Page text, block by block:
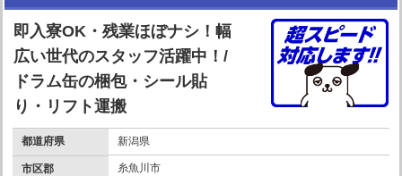
即入寮OK・残業ほぼナシ！幅
広い世代のスタッフ活躍中！/
ドラム缶の梱包・シール貼
り・リフト運搬
都道府県 新潟県
市区郡 糸魚川市